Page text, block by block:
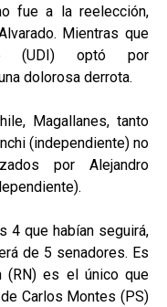
fue a la reelección,
Mientras que
(UDI) optó por
dolorosa derrota.
Magallanes, tanto
(independiente) no
por Alejandro
4 que habían seguirá,
de 5 senadores. Es
(RN) es el único que
Carlos Montes (PS)